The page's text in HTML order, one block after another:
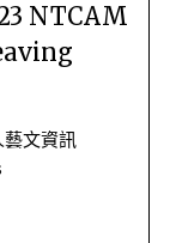
NTCAM
藝文資訊